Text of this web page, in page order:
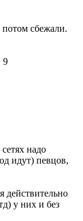
сбежали.
надо
идут) певцов,
действительно
у них и без